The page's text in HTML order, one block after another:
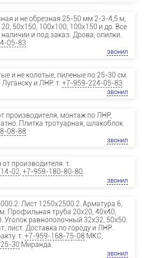
и не обрезная 25-50 мм 2-3-4,5 м,
50х150, 100х100, 100х150 и др. Все
наличии и под заказ. Дрова, опилки.
05-83.
звонил
и не колотые, пиленые по 25-30 см.
и ЛНР. т. +7-959-224-05-83.
звонил
производителя, монтаж по ЛНР,
Плитка тротуарная, шлакоблок.
08-88.
звонил
от производителя. т.
02, +7-959-180-80-80.
звонил
Лист 1250х2500.2. Арматура 6,
Профильная труба 20х20, 40х40,
Уголок равнополочный 32х32, 50х50.
лист. Доставка по городу и ЛНР.
т. +7-959-168-75-08 МКС,
30 Миранда.
звонил